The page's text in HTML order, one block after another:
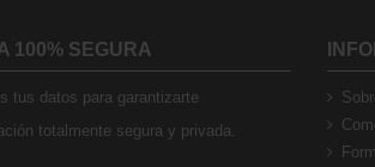
100% SEGURA
tus datos para garantizarte
totalmente segura y privada.